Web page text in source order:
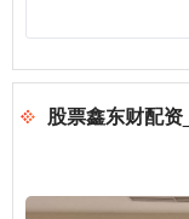
股票鑫东财配